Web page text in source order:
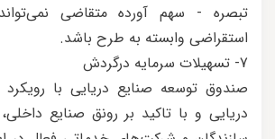
تبصره - سهم آورده متقاضی
استقراضی وابسته به طرح باشد.
7- تسهیلات سرمایه درگردش
صندوق توسعه صنایع دریایی با
دریایی و با تاکید بر رونق صنایع داخلی،